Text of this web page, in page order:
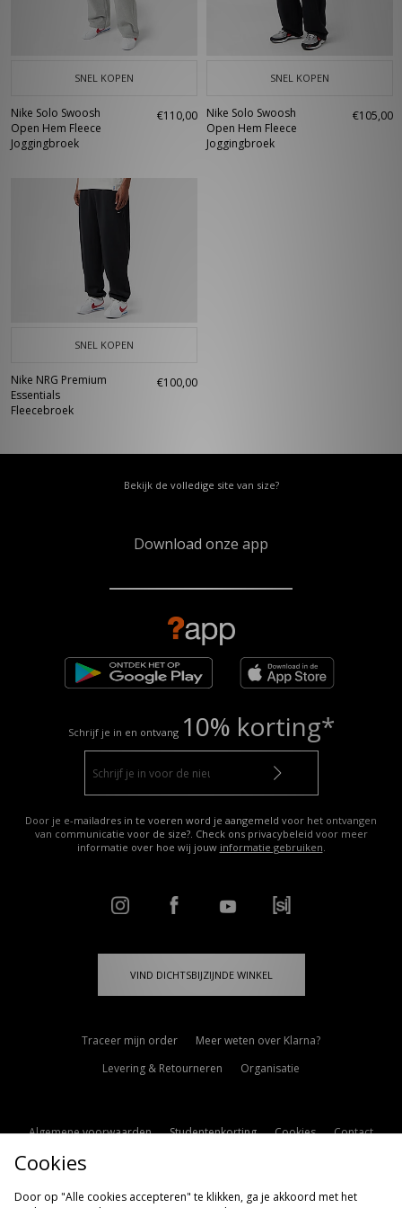
SNEL KOPEN
Nike Solo Swoosh
Open Hem Fleece
Joggingbroek
€110,00
SNEL KOPEN
Nike Solo Swoosh
Open Hem Fleece
Joggingbroek
€105,00
SNEL KOPEN
Nike NRG Premium
Essentials
Fleecebroek
€100,00
Bekijk de volledige site van size?
Download onze app
Schrijf je in en ontvang 10% korting*
Door je e-mailadres in te voeren word je aangemeld voor het ontvangen
van communicatie voor de size?. Check ons privacybeleid voor meer
informatie over hoe wij jouw informatie gebruiken.
VIND DICHTSBIJZIJNDE WINKEL
Traceer mijn order
Meer weten over Klarna?
Levering & Retourneren
Organisatie
Algemene voorwaarden Studentenkorting Cookies
Contact
Cookie Instellingen
Cookies
Door op "Alle cookies accepteren" te klikken, ga je akkoord met het